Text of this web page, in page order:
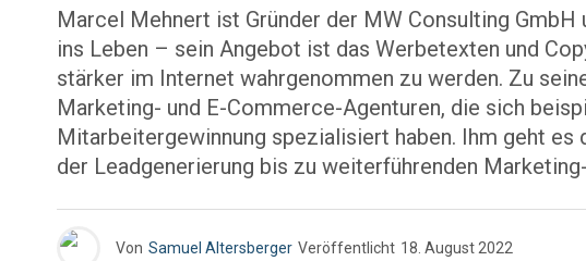
Marcel Mehnert ist Gründer der MW Consulting
ins Leben – sein Angebot ist das Werbetexten und
stärker im Internet wahrgenommen zu werden. Zu
Marketing- und E-Commerce-Agenturen, die sich
Mitarbeitergewinnung spezialisiert haben. Ihm geht es
der Leadgenerierung bis zu weiterführenden
Von Samuel Altersberger Veröffentlicht 18. August 2022